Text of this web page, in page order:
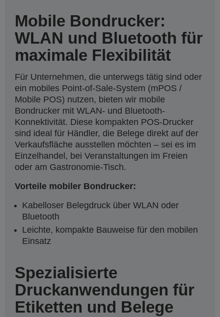
Mobile Bondrucker:
WLAN und Bluetooth für
maximale Flexibilität
Für Unternehmen, die unterwegs tätig sind oder
ein mobiles Point-of-Sale-System (mPOS /
Mobile POS) nutzen, bieten wir mobile
Bondrucker mit WLAN- und Bluetooth-
Konnektivität. Diese kompakten POS-Drucker
sind ideal für Händler, die Belege direkt auf der
Verkaufsfläche ausstellen möchten – sei es im
Einzelhandel, bei Veranstaltungen im Freien
oder am Gastronomie-Tisch.
Vorteile mobiler Bondrucker:
Kabelloser Belegdruck über WLAN oder
Bluetooth
Leichte, kompakte Bauweise für den mobilen
Einsatz
Spezialisierte
Druckanwendungen für
Etiketten und Belege